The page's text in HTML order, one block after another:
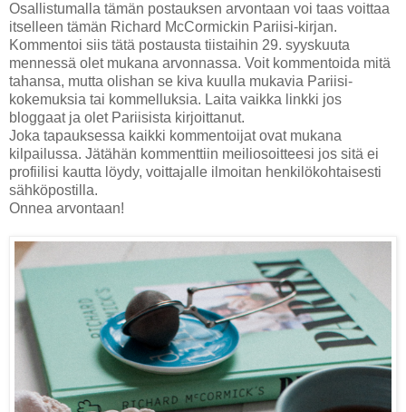
Osallistumalla tämän postauksen arvontaan voi taas voittaa
itselleen tämän Richard McCormickin Pariisi-kirjan.
Kommentoi siis tätä postausta tiistaihin 29. syyskuuta
mennessä olet mukana arvonnassa. Voit kommentoida mitä
tahansa, mutta olishan se kiva kuulla mukavia Pariisi-
kokemuksia tai kommelluksia. Laita vaikka linkki jos
bloggaat ja olet Pariisista kirjoittanut.
Joka tapauksessa kaikki kommentoijat ovat mukana
kilpailussa. Jätähän kommenttiin meiliosoitteesi jos sitä ei
profiilisi kautta löydy, voittajalle ilmoitan henkilökohtaisesti
sähköpostilla.
Onnea arvontaan!